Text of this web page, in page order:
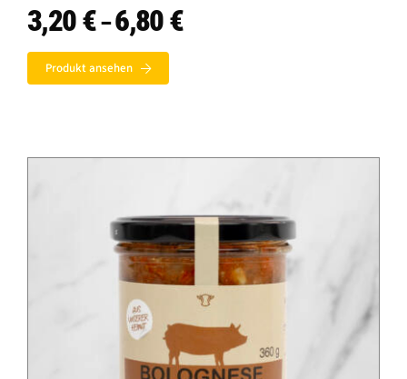
3,20€ –6,80€Preisspanne:
3,20 €
Produkt ansehen